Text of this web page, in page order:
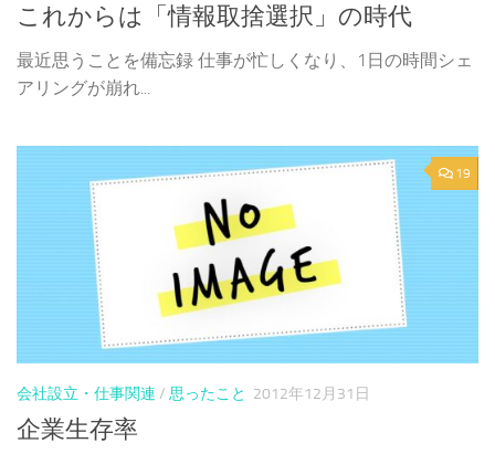
これからは「情報取捨選択」の時代
最近思うことを備忘録 仕事が忙しくなり、1日の時間シェ
アリングが崩れ...
19
会社設立・仕事関連 / 思ったこと 2012年12月31日
企業生存率